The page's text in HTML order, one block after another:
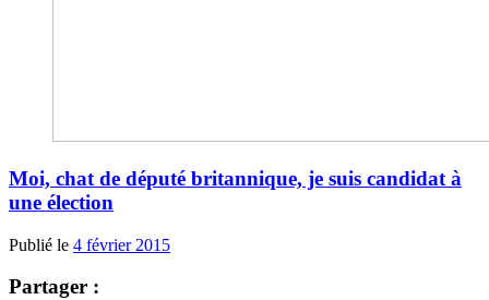
Moi, chat de député britannique, je suis candidat à
une élection
Publié le 4 février 2015
Partager :